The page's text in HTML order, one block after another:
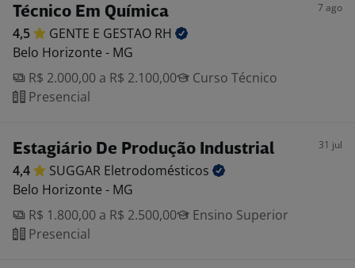
Técnico Em Química 7 ago
4,5 GENTE E GESTAO RH
Belo Horizonte - MG
R$ 2.000,00 a R$ 2.100,00
Curso Técnico
Presencial
Estagiário De Produção Industrial 31 jul
4,4 SUGGAR Eletrodomésticos
Belo Horizonte - MG
R$ 1.800,00 a R$ 2.500,00
Ensino Superior
Presencial